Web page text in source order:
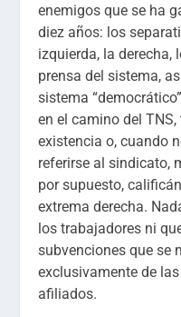
enemigos que se ha
diez años: los
izquierda, la derecha,
prensa del sistema,
sistema
en el camino del
existencia o, cuando
referirse al sindicato,
por supuesto,
extrema derecha.
los trabajadores ni
subvenciones que se
exclusivamente de
afiliados.